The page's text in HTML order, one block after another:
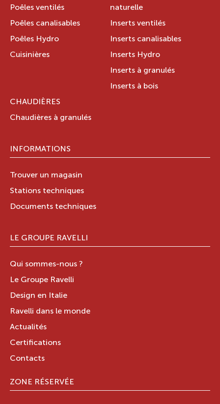
Poêles ventilés
Poêles canalisables
Poêles Hydro
Cuisinières
naturelle
Inserts ventilés
Inserts canalisables
Inserts Hydro
Inserts à granulés
Inserts à bois
CHAUDIÈRES
Chaudières à granulés
INFORMATIONS
Trouver un magasin
Stations techniques
Documents techniques
LE GROUPE RAVELLI
Qui sommes-nous ?
Le Groupe Ravelli
Design en Italie
Ravelli dans le monde
Actualités
Certifications
Contacts
ZONE RÉSERVÉE